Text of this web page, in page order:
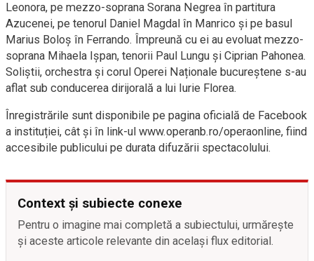
Leonora, pe mezzo-soprana Sorana Negrea în partitura
Azucenei, pe tenorul Daniel Magdal în Manrico și pe basul
Marius Boloș în Ferrando. Împreună cu ei au evoluat mezzo-
soprana Mihaela Ișpan, tenorii Paul Lungu și Ciprian Pahonea.
Soliștii, orchestra și corul Operei Naționale bucureștene s-au
aflat sub conducerea dirijorală a lui Iurie Florea.
Înregistrările sunt disponibile pe pagina oficială de Facebook
a instituției, cât și în link-ul www.operanb.ro/operaonline, fiind
accesibile publicului pe durata difuzării spectacolului.
Context și subiecte conexe
Pentru o imagine mai completă a subiectului, urmărește
și aceste articole relevante din același flux editorial.